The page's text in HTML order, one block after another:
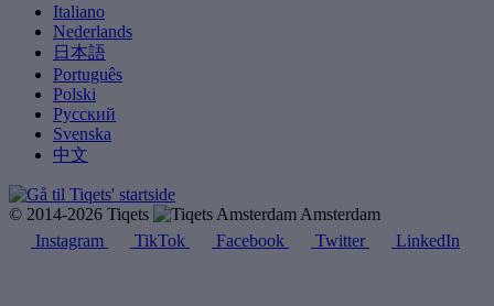
Italiano
Nederlands
日本語
Português
Polski
Русский
Svenska
中文
© 2014-2026 Tiqets
Amsterdam
Instagram
TikTok Facebook Twitter LinkedIn